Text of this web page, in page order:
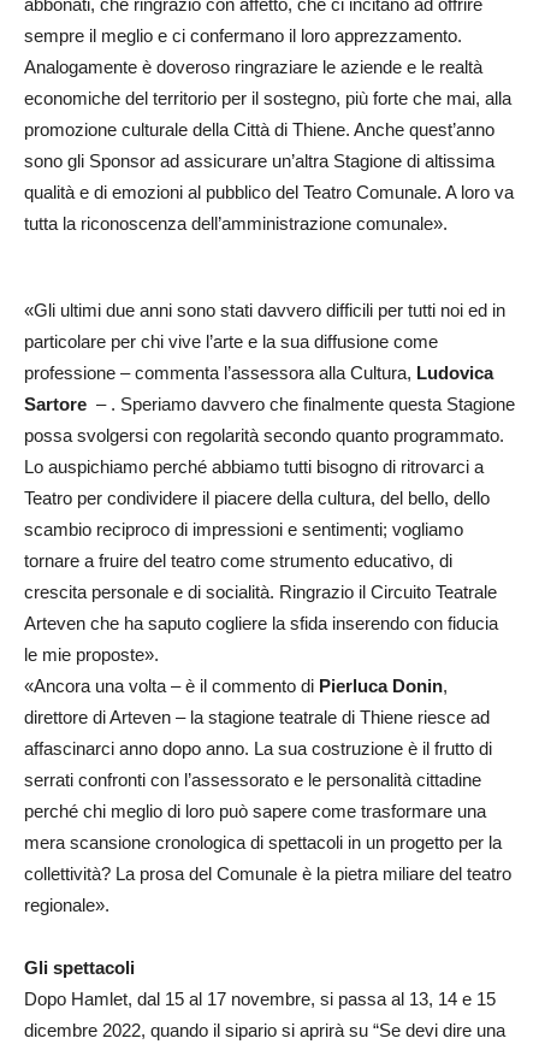
abbonati, che ringrazio con affetto, che ci incitano ad offrire
sempre il meglio e ci confermano il loro apprezzamento.
Analogamente è doveroso ringraziare le aziende e le realtà
economiche del territorio per il sostegno, più forte che mai, alla
promozione culturale della Città di Thiene. Anche quest’anno
sono gli Sponsor ad assicurare un’altra Stagione di altissima
qualità e di emozioni al pubblico del Teatro Comunale. A loro va
tutta la riconoscenza dell’amministrazione comunale».
«Gli ultimi due anni sono stati davvero difficili per tutti noi ed in
particolare per chi vive l’arte e la sua diffusione come
professione – commenta l’assessora alla Cultura, Ludovica
Sartore – . Speriamo davvero che finalmente questa Stagione
possa svolgersi con regolarità secondo quanto programmato.
Lo auspichiamo perché abbiamo tutti bisogno di ritrovarci a
Teatro per condividere il piacere della cultura, del bello, dello
scambio reciproco di impressioni e sentimenti; vogliamo
tornare a fruire del teatro come strumento educativo, di
crescita personale e di socialità. Ringrazio il Circuito Teatrale
Arteven che ha saputo cogliere la sfida inserendo con fiducia
le mie proposte».
«Ancora una volta – è il commento di Pierluca Donin,
direttore di Arteven – la stagione teatrale di Thiene riesce ad
affascinarci anno dopo anno. La sua costruzione è il frutto di
serrati confronti con l’assessorato e le personalità cittadine
perché chi meglio di loro può sapere come trasformare una
mera scansione cronologica di spettacoli in un progetto per la
collettività? La prosa del Comunale è la pietra miliare del teatro
regionale».
Gli spettacoli
Dopo Hamlet, dal 15 al 17 novembre, si passa al 13, 14 e 15
dicembre 2022, quando il sipario si aprirà su “Se devi dire una